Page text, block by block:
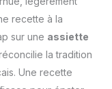
recette à la
sur une assiette
la tradition
Une recette